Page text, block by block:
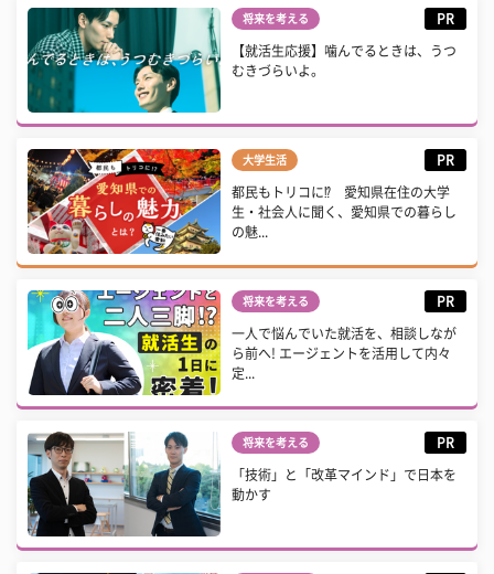
将来を考える PR
【就活生応援】噛んでるときは、うつ
むきづらいよ。
大学生活 PR
都民もトリコに⁉ 愛知県在住の大学
生・社会人に聞く、愛知県での暮らし
の魅...
将来を考える PR
一人で悩んでいた就活を、相談しなが
ら前へ! エージェントを活用して内々
定...
将来を考える PR
「技術」と「改革マインド」で日本を
動かす